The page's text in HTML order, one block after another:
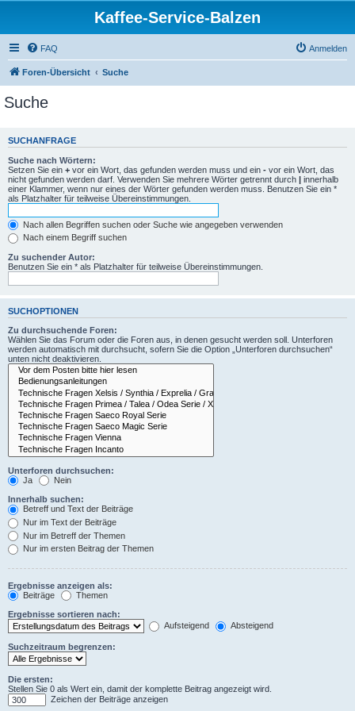
Kaffee-Service-Balzen
FAQ Anmelden
Foren-Übersicht Suche
Suche
SUCHANFRAGE
Suche nach Wörtern:
Setzen Sie ein + vor ein Wort, das gefunden werden muss und ein - vor ein Wort, das
nicht gefunden werden darf. Verwenden Sie mehrere Wörter getrennt durch | innerhalb
einer Klammer, wenn nur eines der Wörter gefunden werden muss. Benutzen Sie ein *
als Platzhalter für teilweise Übereinstimmungen.
Nach allen Begriffen suchen oder Suche wie angegeben verwenden
Nach einem Begriff suchen
Zu suchender Autor:
Benutzen Sie ein * als Platzhalter für teilweise Übereinstimmungen.
SUCHOPTIONEN
Zu durchsuchende Foren:
Wählen Sie das Forum oder die Foren aus, in denen gesucht werden soll. Unterforen
werden automatisch mit durchsucht, sofern Sie die Option „Unterforen durchsuchen“
unten nicht deaktivieren.
Unterforen durchsuchen:
Ja
Nein
Innerhalb suchen:
Betreff und Text der Beiträge
Nur im Text der Beiträge
Nur im Betreff der Themen
Nur im ersten Beitrag der Themen
Ergebnisse anzeigen als:
Beiträge
Themen
Ergebnisse sortieren nach:
Aufsteigend
Absteigend
Suchzeitraum begrenzen:
Die ersten:
Stellen Sie 0 als Wert ein, damit der komplette Beitrag angezeigt wird.
Zeichen der Beiträge anzeigen